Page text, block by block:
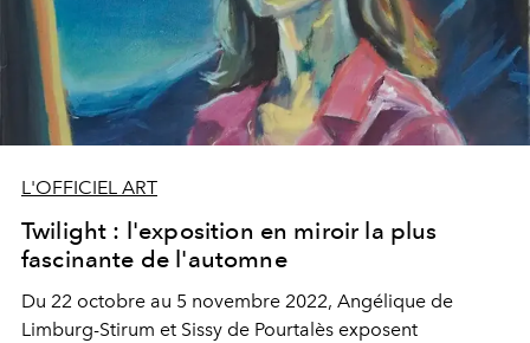
L'OFFICIEL ART
Twilight : l'exposition en miroir la plus
fascinante de l'automne
Du 22 octobre au 5 novembre 2022, Angélique de
Limburg-Stirum et Sissy de Pourtalès exposent